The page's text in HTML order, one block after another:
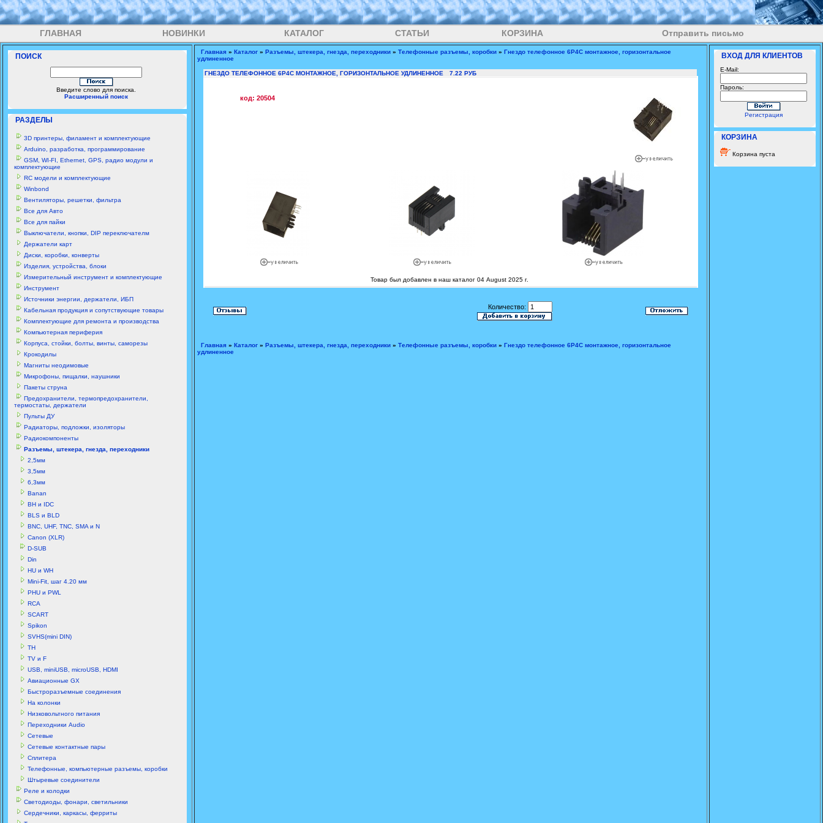
ГЛАВНАЯ НОВИНКИ КАТАЛОГ СТАТЬИ КОРЗИНА Отправить письмо
ПОИСК
Введите слово для поиска.
Расширенный поиск
РАЗДЕЛЫ
3D принтеры, филамент и комплектующие
Arduino, разработка, программирование
GSM, WI-FI, Ethernet, GPS, радио модули и
комплектующие
RC модели и комплектующие
Winbond
Вентиляторы, решетки, фильтра
Все для Авто
Все для пайки
Выключатели, кнопки, DIP переключателм
Держатели карт
Диски, коробки, конверты
Изделия, устройства, блоки
Измерительный инструмент и комплектующие
Инструмент
Источники энергии, держатели, ИБП
Кабельная продукция и сопутствующие товары
Комплектующие для ремонта и производства
Компьютерная периферия
Корпуса, стойки, болты, винты, саморезы
Крокодилы
Магниты неодимовые
Микрофоны, пищалки, наушники
Пакеты струна
Предохранители, термопредохранители,
термостаты, держатели
Пульты ДУ
Радиаторы, подложки, изоляторы
Радиокомпоненты
Разъемы, штекера, гнезда, переходники
2,5мм
3,5мм
6,3мм
Banan
BH и IDC
BLS и BLD
BNC, UHF, TNC, SMA и N
Canon (XLR)
D-SUB
Din
HU и WH
Mini-Fit, шаг 4.20 мм
PHU и PWL
RCA
SCART
Spikon
SVHS(mini DIN)
TH
TV и F
USB, miniUSB, microUSB, HDMI
Авиационные GX
Быстроразъемные соединения
На колонки
Низковольтного питания
Переходники Audio
Сетевые
Сетевые контактные пары
Сплитера
Телефонные, компьютерные разъемы, коробки
Штыревые соединители
Реле и колодки
Светодиоды, фонари, светильники
Сердечники, каркасы, ферриты
Главная » Каталог » Разъемы, штекера, гнезда, переходники » Телефонные разъемы, коробки » Гнездо телефонное 6P4C монтажное, горизонтальное
удлиненное
ГНЕЗДО ТЕЛЕФОННОЕ 6P4C МОНТАЖНОЕ, ГОРИЗОНТАЛЬНОЕ УДЛИНЕННОЕ 7.22 РУБ
код: 20504
Товар был добавлен в наш каталог 04 August 2025 г.
Количество:
Главная » Каталог » Разъемы, штекера, гнезда, переходники » Телефонные разъемы, коробки » Гнездо телефонное 6P4C монтажное, горизонтальное
удлиненное
ВХОД ДЛЯ КЛИЕНТОВ
E-Mail:
Пароль:
Регистрация
КОРЗИНА
Корзина пуста